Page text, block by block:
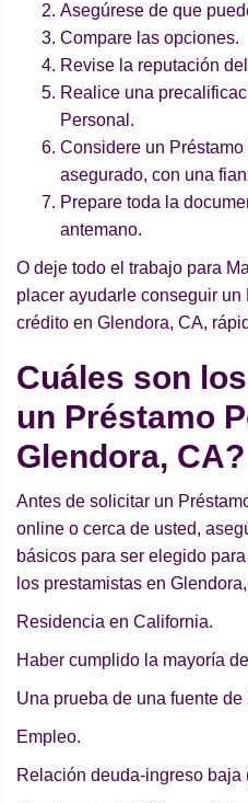
Asegúrese de que
Compare las opciones.
Revise la reputación
Realice una
Personal.
Considere un
asegurado, con una
Prepare toda la
antemano.
O deje todo el trabajo para
placer ayudarle conseguir un
crédito en Glendora, CA,
Cuáles son
un Préstamo
Glendora, CA?
Antes de solicitar un
online o cerca de usted,
básicos para ser elegido
los prestamistas en
Residencia en California.
Haber cumplido la mayoría
Una prueba de una fuente
Empleo.
Relación deuda-ingreso baja